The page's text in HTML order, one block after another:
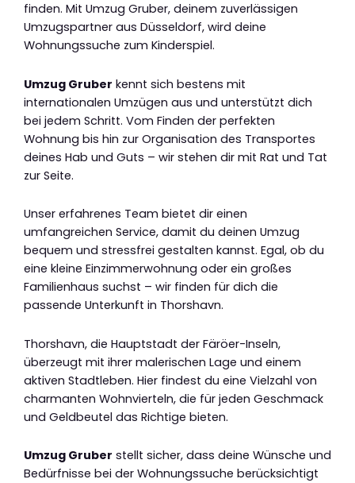
finden. Mit Umzug Gruber, deinem zuverlässigen
Umzugspartner aus Düsseldorf, wird deine
Wohnungssuche zum Kinderspiel.
Umzug Gruber kennt sich bestens mit
internationalen Umzügen aus und unterstützt dich
bei jedem Schritt. Vom Finden der perfekten
Wohnung bis hin zur Organisation des Transportes
deines Hab und Guts – wir stehen dir mit Rat und Tat
zur Seite.
Unser erfahrenes Team bietet dir einen
umfangreichen Service, damit du deinen Umzug
bequem und stressfrei gestalten kannst. Egal, ob du
eine kleine Einzimmerwohnung oder ein großes
Familienhaus suchst – wir finden für dich die
passende Unterkunft in Thorshavn.
Thorshavn, die Hauptstadt der Färöer-Inseln,
überzeugt mit ihrer malerischen Lage und einem
aktiven Stadtleben. Hier findest du eine Vielzahl von
charmanten Wohnvierteln, die für jeden Geschmack
und Geldbeutel das Richtige bieten.
Umzug Gruber stellt sicher, dass deine Wünsche und
Bedürfnisse bei der Wohnungssuche berücksichtigt